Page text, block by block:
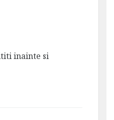
inainte si